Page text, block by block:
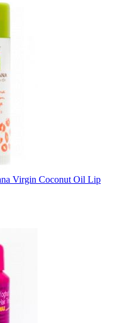
Virgin Coconut Oil Lip